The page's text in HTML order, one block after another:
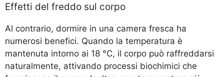
Effetti del freddo sul corpo
Al contrario, dormire in una camera fresca ha
numerosi benefici. Quando la temperatura è
mantenuta intorno ai 18 °C, il corpo può raffreddarsi
naturalmente, attivando processi biochimici che